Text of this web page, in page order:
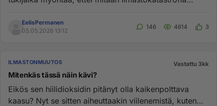
EelisPermanen
05.05.2026 13:12
146 4614 3
ILMASTONMUUTOS Vastattu 3kk
Mitenkäs tässä näin kävi?
Eikös sen hiilidioksidin pitänyt olla kaikenpolttava
kaasu? Nyt se sitten aiheuttaakin viilenemistä, kuten